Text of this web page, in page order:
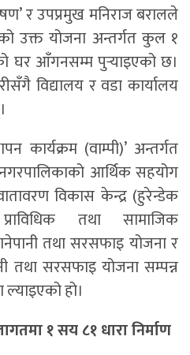
र उपप्रमुख मनिराज बरालले
उक्त योजना अन्तर्गत कुल १
घर आँगनसम्म पुर्‍याइएको छ।
विद्यालय र वडा कार्यालय
कार्यक्रम (वाम्पी)’ अन्तर्गत
आर्थिक सहयोग
विकास केन्द्र (हुरेन्डेक
तथा सामाजिक
तथा सरसफाइ योजना र
तथा सरसफाइ योजना सम्पन्न
हो।
१ सय ८१ धारा निर्माण